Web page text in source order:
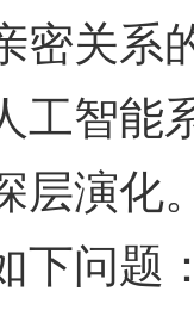
密关系
工智能
层演化
下问题